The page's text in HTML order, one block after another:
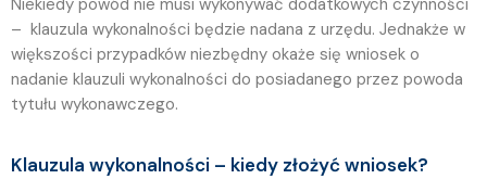
Niekiedy powód nie musi wykonywać dodatkowych czynności
– klauzula wykonalności będzie nadana z urzędu. Jednakże w
większości przypadków niezbędny okaże się wniosek o
nadanie klauzuli wykonalności do posiadanego przez powoda
tytułu wykonawczego.
Klauzula wykonalności – kiedy złożyć wniosek?